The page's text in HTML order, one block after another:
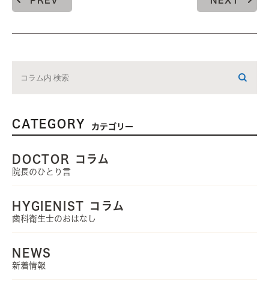
CATEGORY カテゴリー
DOCTOR コラム
院長のひとり言
HYGIENIST コラム
歯科衛生士のおはなし
NEWS
新着情報